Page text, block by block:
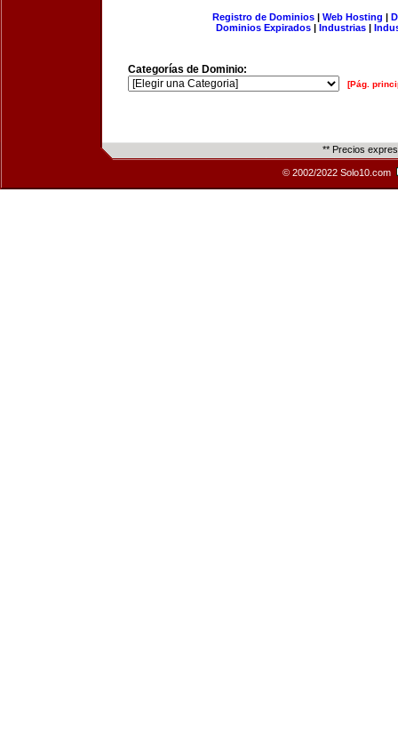
Registro de Dominios| Web Hosting |
Dominios Expirados | Industrias |
Categorías de Dominio:
[Pág.
** Precios
© 2002/2022 Solo10.com